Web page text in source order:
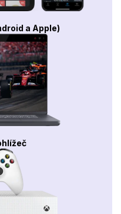
a Apple)